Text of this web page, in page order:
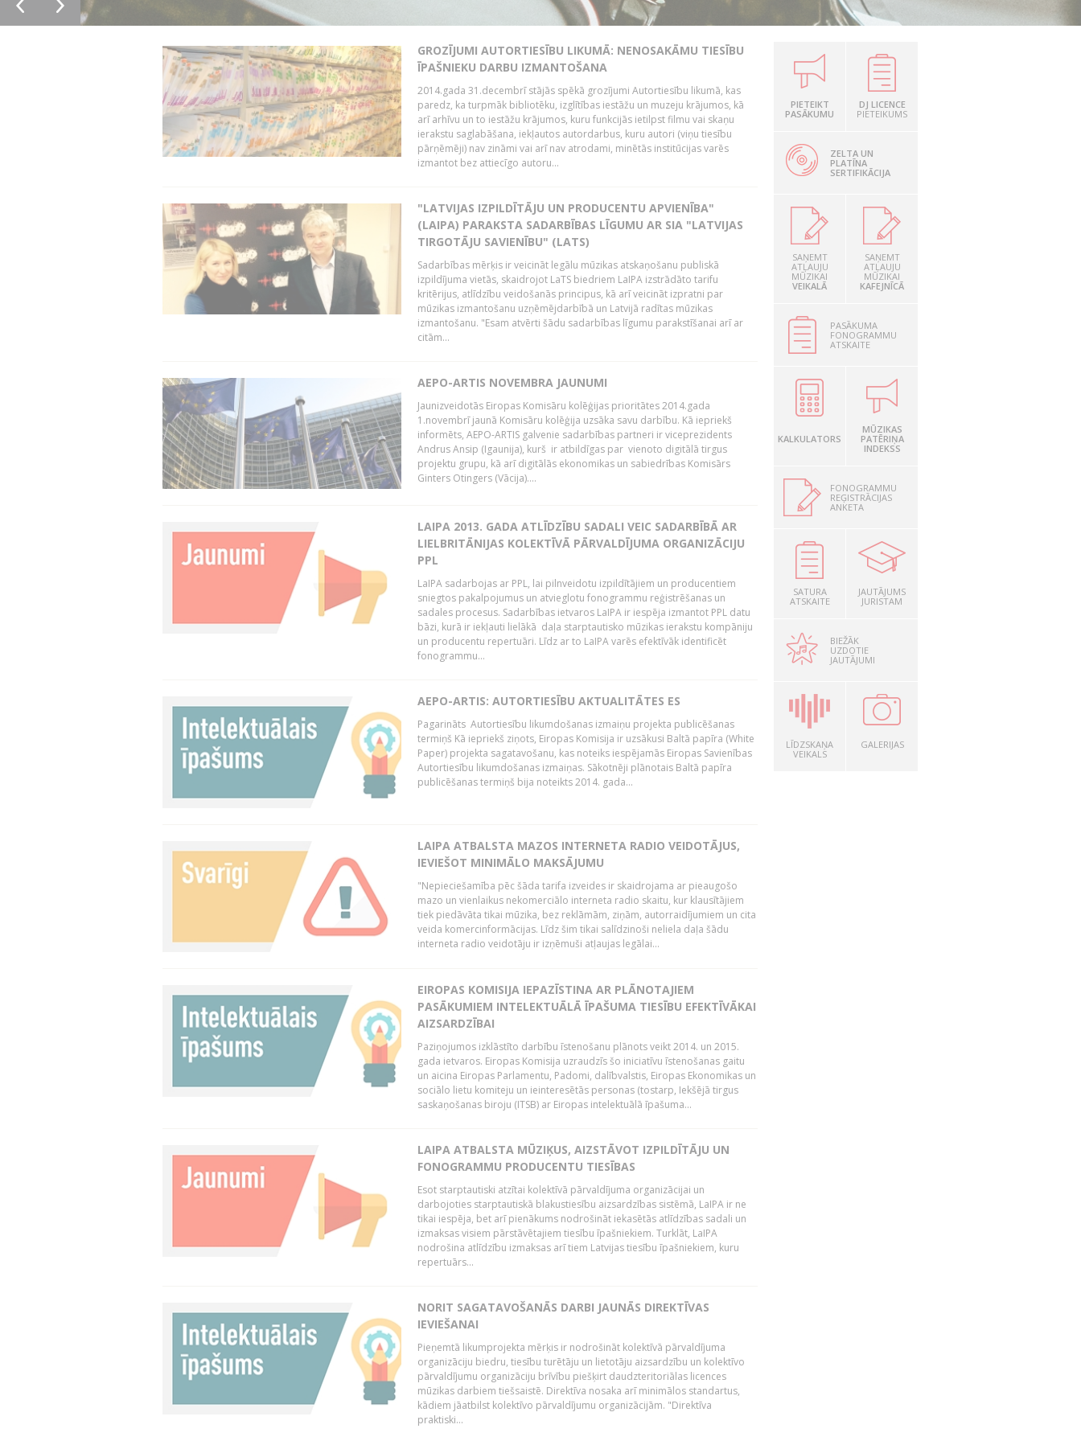
GROZĪJUMI AUTORTIESĪBU LIKUMĀ: NENOSAKĀMU TIESĪBU
ĪPAŠNIEKU DARBU IZMANTOŠANA
2014.gada 31.decembrī stājās spēkā grozījumi Autortiesību likumā, kas
paredz, ka turpmāk bibliotēku, izglītības iestāžu un muzeju krājumos, kā
arī arhīvu un to iestāžu krājumos, kuru funkcijās ietilpst filmu vai skaņu
ierakstu saglabāšana, iekļautos autordarbus, kuru autori (viņu tiesību
pārņēmēji) nav zināmi vai arī nav atrodami, minētās institūcijas varēs
izmantot bez attiecīgo autoru...
"LATVIJAS IZPILDĪTĀJU UN PRODUCENTU APVIENĪBA"
(LAIPA) PARAKSTA SADARBĪBAS LĪGUMU AR SIA "LATVIJAS
TIRGOTĀJU SAVIENĪBU" (LATS)
Sadarbības mērķis ir veicināt legālu mūzikas atskaņošanu publiskā
izpildījuma vietās, skaidrojot LaTS biedriem LaIPA izstrādāto tarifu
kritērijus, atlīdzību veidošanās principus, kā arī veicināt izpratni par
mūzikas izmantošanu uzņēmējdarbībā un Latvijā radītas mūzikas
izmantošanu. "Esam atvērti šādu sadarbības līgumu parakstīšanai arī ar
citām...
AEPO-ARTIS NOVEMBRA JAUNUMI
Jaunizveidotās Eiropas Komisāru kolēģijas prioritātes 2014.gada
1.novembrī jaunā Komisāru kolēģija uzsāka savu darbību. Kā iepriekš
informēts, AEPO-ARTIS galvenie sadarbības partneri ir viceprezidents
Andrus Ansip (Igaunija), kurš ir atbildīgas par vienoto digitālā tirgus
projektu grupu, kā arī digitālās ekonomikas un sabiedrības Komisārs
Ginters Otingers (Vācija)....
LAIPA 2013. GADA ATLĪDZĪBU SADALI VEIC SADARBĪBĀ AR
LIELBRITĀNIJAS KOLEKTĪVĀ PĀRVALDĪJUMA ORGANIZĀCIJU
PPL
LaIPA sadarbojas ar PPL, lai pilnveidotu izpildītājiem un producentiem
sniegtos pakalpojumus un atvieglotu fonogrammu reģistrēšanas un
sadales procesus. Sadarbības ietvaros LaIPA ir iespēja izmantot PPL datu
bāzi, kurā ir iekļauti lielākā daļa starptautisko mūzikas ierakstu kompāniju
un producentu repertuāri. Līdz ar to LaIPA varēs efektīvāk identificēt
fonogrammu...
AEPO-ARTIS: AUTORTIESĪBU AKTUALITĀTES ES
Pagarināts Autortiesību likumdošanas izmaiņu projekta publicēšanas
termiņš Kā iepriekš ziņots, Eiropas Komisija ir uzsākusi Baltā papīra (White
Paper) projekta sagatavošanu, kas noteiks iespējamās Eiropas Savienības
Autortiesību likumdošanas izmaiņas. Sākotnēji plānotais Baltā papīra
publicēšanas termiņš bija noteikts 2014. gada...
LAIPA ATBALSTA MAZOS INTERNETA RADIO VEIDOTĀJUS,
IEVIEŠOT MINIMĀLO MAKSĀJUMU
"Nepieciešamība pēc šāda tarifa izveides ir skaidrojama ar pieaugošo
mazo un vienlaikus nekomerciālo interneta radio skaitu, kur klausītājiem
tiek piedāvāta tikai mūzika, bez reklāmām, ziņām, autorraidījumiem un cita
veida komercinformācijas. Līdz šim tikai salīdzinoši neliela daļa šādu
interneta radio veidotāju ir izņēmuši atļaujas legālai...
EIROPAS KOMISIJA IEPAZĪSTINA AR PLĀNOTAJIEM
PASĀKUMIEM INTELEKTUĀLĀ ĪPAŠUMA TIESĪBU EFEKTĪVĀKAI
AIZSARDZĪBAI
Paziņojumos izklāstīto darbību īstenošanu plānots veikt 2014. un 2015.
gada ietvaros. Eiropas Komisija uzraudzīs šo iniciatīvu īstenošanas gaitu
un aicina Eiropas Parlamentu, Padomi, dalībvalstis, Eiropas Ekonomikas un
sociālo lietu komiteju un ieinteresētās personas (tostarp, Iekšējā tirgus
saskaņošanas biroju (ITSB) ar Eiropas intelektuālā īpašuma...
LAIPA ATBALSTA MŪZIĶUS, AIZSTĀVOT IZPILDĪTĀJU UN
FONOGRAMMU PRODUCENTU TIESĪBAS
Esot starptautiski atzītai kolektīvā pārvaldījuma organizācijai un
darbojoties starptautiskā blakustiesību aizsardzības sistēmā, LaIPA ir ne
tikai iespēja, bet arī pienākums nodrošināt iekasētās atlīdzības sadali un
izmaksas visiem pārstāvētajiem tiesību īpašniekiem. Turklāt, LaIPA
nodrošina atlīdzību izmaksas arī tiem Latvijas tiesību īpašniekiem, kuru
repertuārs...
NORIT SAGATAVOŠANĀS DARBI JAUNĀS DIREKTĪVAS
IEVIEŠANAI
Pieņemtā likumprojekta mērķis ir nodrošināt kolektīvā pārvaldījuma
organizāciju biedru, tiesību turētāju un lietotāju aizsardzību un kolektīvo
pārvaldījumu organizāciju brīvību piešķirt daudzteritoriālas licences
mūzikas darbiem tiešsaistē. Direktīva nosaka arī minimālos standartus,
kādiem jāatbilst kolektīvo pārvaldījumu organizācijām. "Direktīva
praktiski...
PIETEIKT
PASĀKUMU
DJ LICENCE
PIETEIKUMS
ZELTA UN
PLATĪNA
SERTIFIKĀCIJA
SAŅEMT
ATĻAUJU
MŪZIKAI
VEIKALĀ
SAŅEMT
ATĻAUJU
MŪZIKAI
KAFEJNĪCĀ
PASĀKUMA
FONOGRAMMU
ATSKAITE
KALKULATORS
MŪZIKAS
PATĒRIŅA
INDEKSS
FONOGRAMMU
REĢISTRĀCIJAS
ANKETA
SATURA
ATSKAITE
JAUTĀJUMS
JURISTAM
BIEŽĀK
UZDOTIE
JAUTĀJUMI
LĪDZSKAŅA
VEIKALS
GALERIJAS